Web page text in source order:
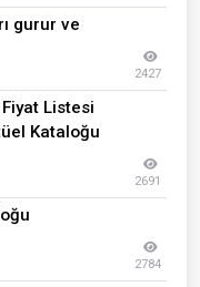
gurur ve
2427
Listesi
Kataloğu
2691
2784